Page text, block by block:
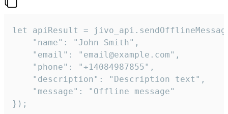
let apiResult =
    "name": "John Smith",
    "email": "email@example.com",
    "phone": "+14084987855",
    "description": "Description text",
    "message": "Offline message"
});